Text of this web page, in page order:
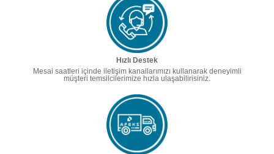
Hızlı Destek
Mesai saatleri içinde iletişim kanallarımızı kullanarak deneyimli
müşteri temsilcilerimize hızla ulaşabilirisiniz.